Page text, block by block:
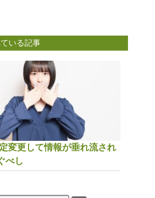
いる記事
変更して情報が垂れ流され
べし